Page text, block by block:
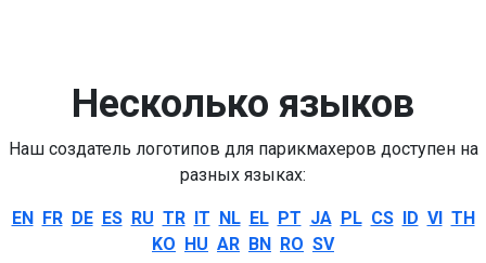
Несколько языков
Наш создатель логотипов для парикмахеров доступен на
разных языках:
EN FR DE ES RU TR IT NL EL PT JA PL CS ID VI TH
KO HU AR BN RO SV